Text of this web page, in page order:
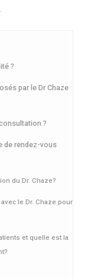
?
par le Dr Chaze
?
de rendez-vous
du Dr. Chaze?
le Dr. Chaze pour
et quelle est la